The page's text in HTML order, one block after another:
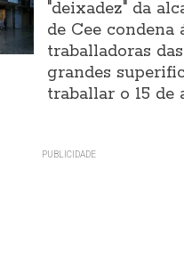
"deixadez" da
de Cee condena
traballadoras das
grandes
traballar o 15 de